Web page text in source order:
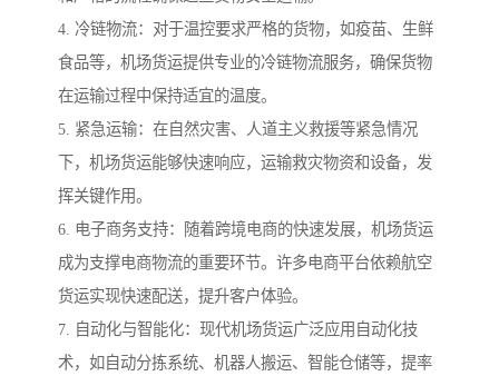
4. 冷链物流：对于温控要求严格的货物，如疫苗、生鲜
食品等，机场货运提供专业的冷链物流服务，确保货物
在运输过程中保持适宜的温度。
5. 紧急运输：在自然灾害、人道主义救援等紧急情况
下，机场货运能够快速响应，运输救灾物资和设备，发
挥关键作用。
6. 电子商务支持：随着跨境电商的快速发展，机场货运
成为支撑电商物流的重要环节。许多电商平台依赖航空
货运实现快速配送，提升客户体验。
7. 自动化与智能化：现代机场货运广泛应用自动化技
术，如自动分拣系统、机器人搬运、智能仓储等，提率